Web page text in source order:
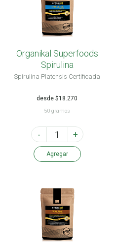
Organikal Superfoods
Spirulina
Spirulina Platensis Certificada
desde $18.270
50 gramos
- +
Agregar